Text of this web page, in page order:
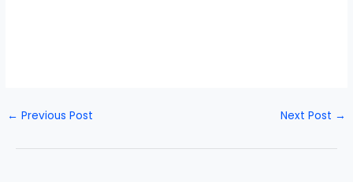
← Previous Post Next Post →